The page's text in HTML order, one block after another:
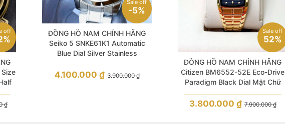
off
Size
₫
Sale off
-5%
ĐỒNG HỒ NAM CHÍNH HÃNG
Seiko 5 SNKE61K1 Automatic
Blue Dial Silver Stainless
3.900.000₫
4.100.000 ₫
Sale off
52%
ĐỒNG HỒ NAM CHÍNH HÃNG
Citizen BM6552-52E Eco-Drive
Paradigm Black Dial Mặt Chữ
For Men7.900.000₫
3.800.000 ₫